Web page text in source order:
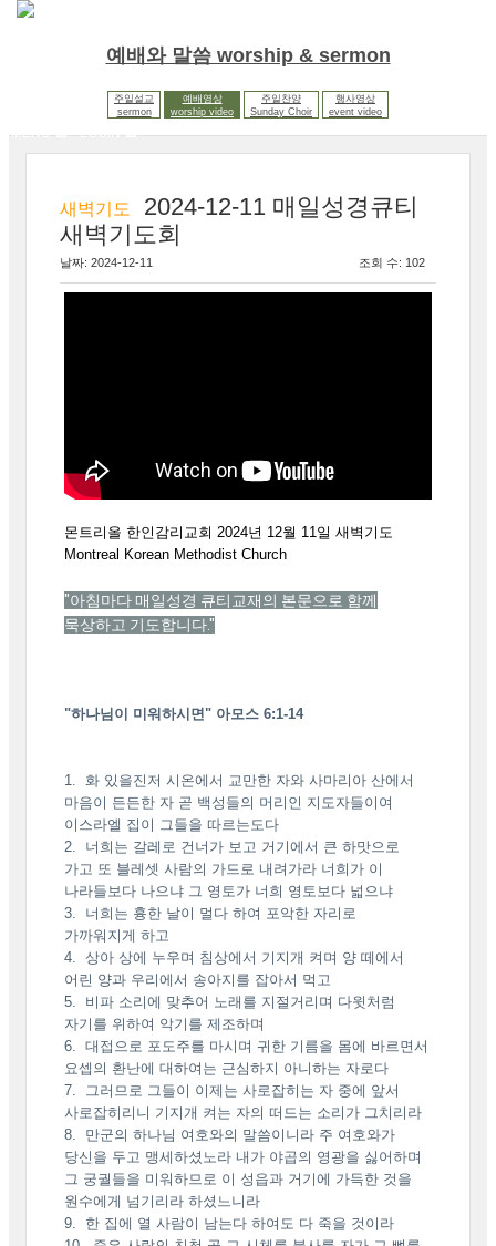
MENU LOGIN
예배와 말씀 worship & sermon
주일설교
sermon
예배영상
worship video
주일찬양
Sunday Choir
행사영상
event video
새벽기도
2024-12-11 매일성경큐티
새벽기도회
날짜: 2024-12-11 조회 수: 102
몬트리올 한인감리교회 2024년 12월 11일 새벽기도
Montreal Korean Methodist Church
"아침마다 매일성경 큐티교재의 본문으로 함께
묵상하고 기도합니다."
"하나님이 미워하시면" 아모스 6:1-14
1. 화 있을진저 시온에서 교만한 자와 사마리아 산에서
마음이 든든한 자 곧 백성들의 머리인 지도자들이여
이스라엘 집이 그들을 따르는도다
2. 너희는 갈레로 건너가 보고 거기에서 큰 하맛으로
가고 또 블레셋 사람의 가드로 내려가라 너희가 이
나라들보다 나으냐 그 영토가 너희 영토보다 넓으냐
3. 너희는 흉한 날이 멀다 하여 포악한 자리로
가까워지게 하고
4. 상아 상에 누우며 침상에서 기지개 켜며 양 떼에서
어린 양과 우리에서 송아지를 잡아서 먹고
5. 비파 소리에 맞추어 노래를 지절거리며 다윗처럼
자기를 위하여 악기를 제조하며
6. 대접으로 포도주를 마시며 귀한 기름을 몸에 바르면서
요셉의 환난에 대하여는 근심하지 아니하는 자로다
7. 그러므로 그들이 이제는 사로잡히는 자 중에 앞서
사로잡히리니 기지개 켜는 자의 떠드는 소리가 그치리라
8. 만군의 하나님 여호와의 말씀이니라 주 여호와가
당신을 두고 맹세하셨노라 내가 야곱의 영광을 싫어하며
그 궁궐들을 미워하므로 이 성읍과 거기에 가득한 것을
원수에게 넘기리라 하셨느니라
9. 한 집에 열 사람이 남는다 하여도 다 죽을 것이라